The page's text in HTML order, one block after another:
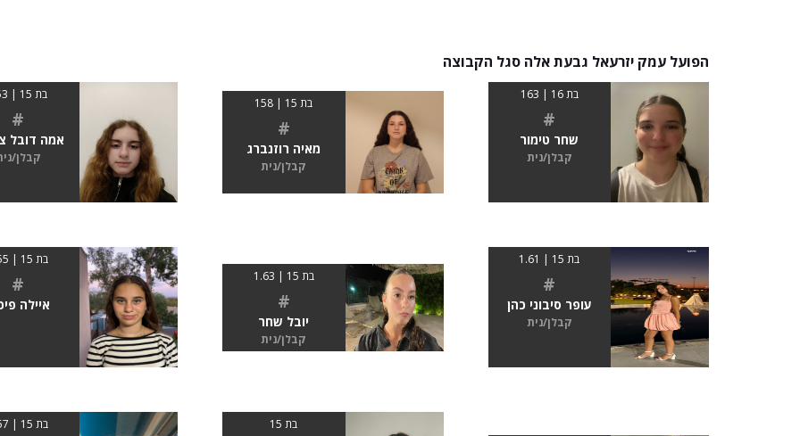
הפועל עמק יזרעאל גבעת אלה סגל הקבוצה
בת 16 | 163
#
שחר טימור
קבלן/נית
בת 15 | 158
#
מאיה רוזנברג
קבלן/נית
בת 15 | 153
#
אמה דובל
קבלן/
בת 15 | 1.61
#
עופר סיבוני כהן
קבלן/נית
בת 15 | 1.63
#
יובל שחר
קבלן/נית
בת 15 | 1.55
#
איילה
בת 15 בת 15 | 1.57